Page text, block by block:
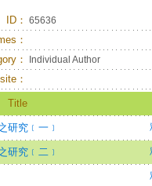
ID ： 65636
：
：
Individual Author
：
Title
研究﹝一﹞
研究﹝二﹞